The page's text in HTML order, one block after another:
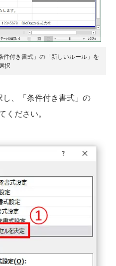
付き書式」の「新しいルール」を
択
、「条件付き書式」の
ください。